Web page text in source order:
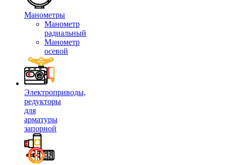
Манометры
Манометр
радиальный
Манометр
осевой
Электроприводы,
редукторы
для
арматуры
запорной